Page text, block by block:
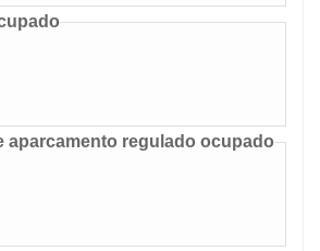
aparcamento regulado ocupado